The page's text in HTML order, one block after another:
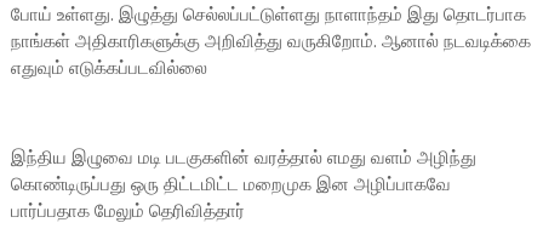
போய் உள்ளது. இழுத்து செல்லப்பட்டுள்ளது நாளாந்தம் இது தொடர்பாக
நாங்கள் அதிகாரிகளுக்கு அறிவித்து வருகிறோம். ஆனால் நடவடிக்கை
எதுவும் எடுக்கப்படவில்லை
இந்திய இழுவை மடி படகுகளின் வரத்தால் எமது வளம் அழிந்து
கொண்டிருப்பது ஒரு திட்டமிட்ட மறைமுக இன அழிப்பாகவே
பார்ப்பதாக மேலும் தெரிவித்தார்